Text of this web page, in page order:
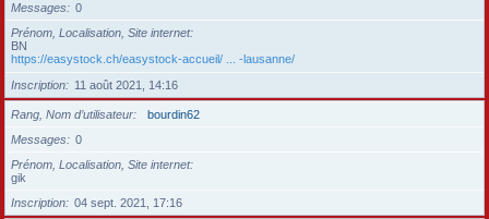
Messages
0
Prénom, Localisation, Site internet
BN
https://easystock.ch/easystock-accueil/ ... -lausanne/
Inscription
11 août 2021, 14:16
Rang, Nom d’utilisateur
bourdin62
Messages
0
Prénom, Localisation, Site internet
gik
Inscription
04 sept. 2021, 17:16